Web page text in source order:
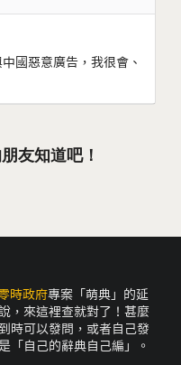
國惡意廣告，我很會、
友知道吧！
時政府專案「萌典」的延
，來這裡查就對了！甚麼
時可以發問，或者自己發
「自己的辭典自己編」。